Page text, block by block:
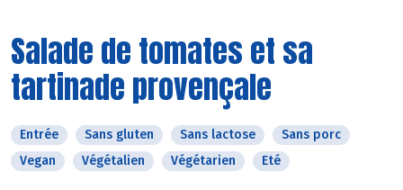
Salade de tomates et sa
tartinade provençale
Entrée Sans gluten Sans lactose
Sans porc
Vegan
Végétalien Végétarien Eté